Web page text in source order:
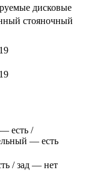
дисковые
стояночный
есть /
— есть
/ зад — нет